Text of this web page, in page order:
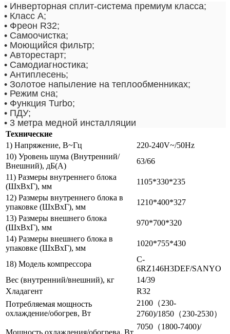
• Инверторная сплит-система премиум класса;
• Класс А;
• Фреон R32;
• Самоочистка;
• Моющийся фильтр;
• Авторестарт;
• Самодиагностика;
• Антиплесень;
• Золотое напыление на теплообменниках;
• Режим сна;
• Функция Turbo;
• ПДУ;
• 3 метра медной инсталляции
Технические
1) Напряжение, В~Гц
220-240V~/50Hz
10) Уровень шума (Внутренний/
Внешний), дБ(А)
63/66
11) Размеры внутреннего блока
(ШхВхГ), мм
1105*330*235
12) Размеры внутреннего блока в
упаковке (ШхВхГ), мм
1210*400*327
13) Размеры внешнего блока
(ШхВхГ), мм
970*700*320
14) Размеры внешнего блока в
упаковке (ШхВхГ), мм
1020*755*430
18) Модель компрессора
C-
6RZ146H3DEF/SANYO
Вес (внутренний/внешний), кг
14/39
Хладагент
R32
Потребляемая мощность
охлаждение/обогрев, Вт
2100（230-
2760)/1850（230-2530）
Мощность охлаждения/обогрева, Вт
7050（1800-7400)/